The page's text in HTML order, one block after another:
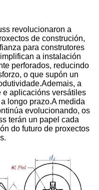
revolucionaron a
de construción,
para construtores
a instalación
perforados, reducindo
o que supón un
a
e aplicacións versátiles
longo prazo.A medida
evolucionando, os
terán un papel cada
do futuro de proxectos